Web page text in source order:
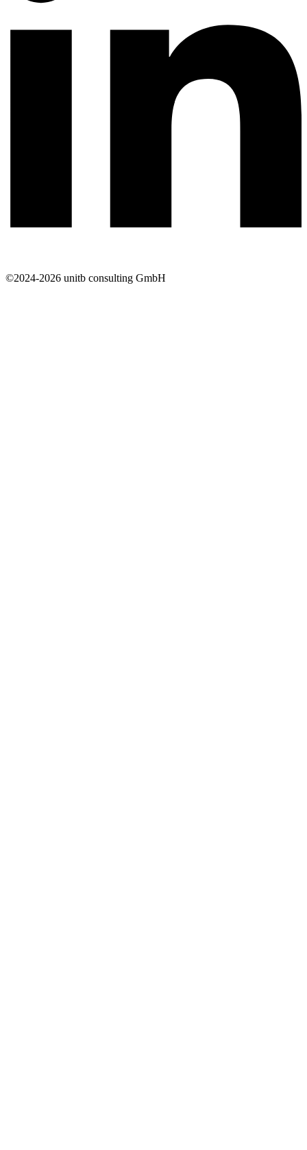
©2024-2026 unitb consulting GmbH